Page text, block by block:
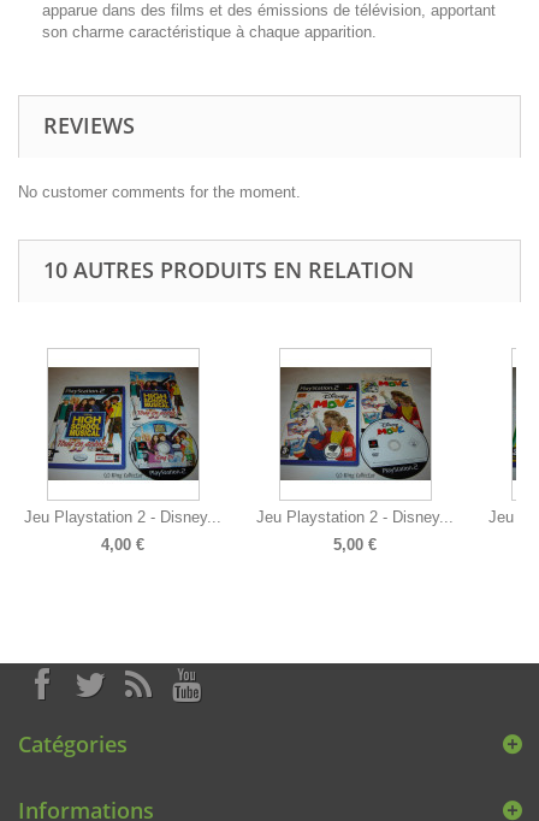
apparue dans des films et des émissions de télévision, apportant
son charme caractéristique à chaque apparition.
REVIEWS
No customer comments for the moment.
10 AUTRES PRODUITS EN RELATION
Jeu Playstation 2 - Disney...
4,00 €
Jeu Playstation 2 - Disney...
5,00 €
Jeu
Catégories
Informations